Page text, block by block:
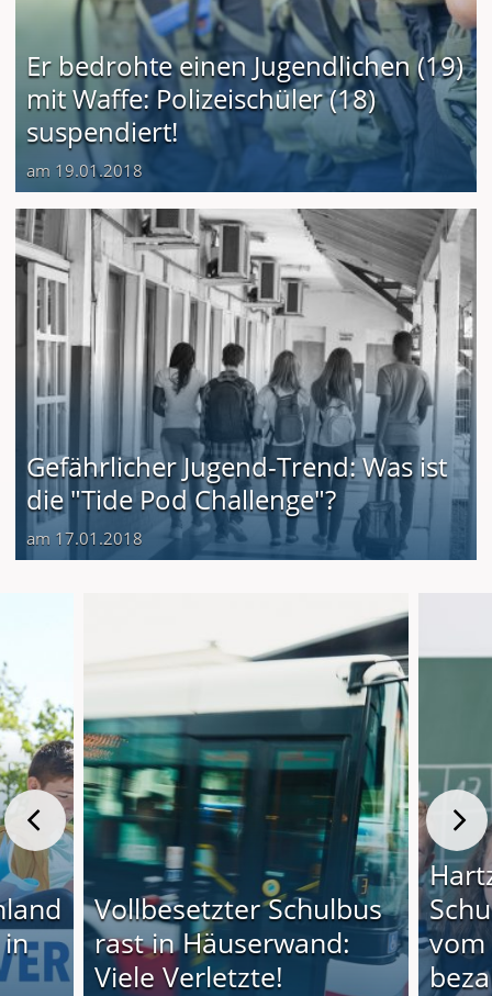
Er bedrohte einen Jugendlichen (19)
mit Waffe: Polizeischüler (18)
suspendiert!
am 19.01.2018
Gefährlicher Jugend-Trend: Was ist
die "Tide Pod Challenge"?
am 17.01.2018
Vollbesetzter Schulbus
rast in Häuserwand:
Viele Verletzte!